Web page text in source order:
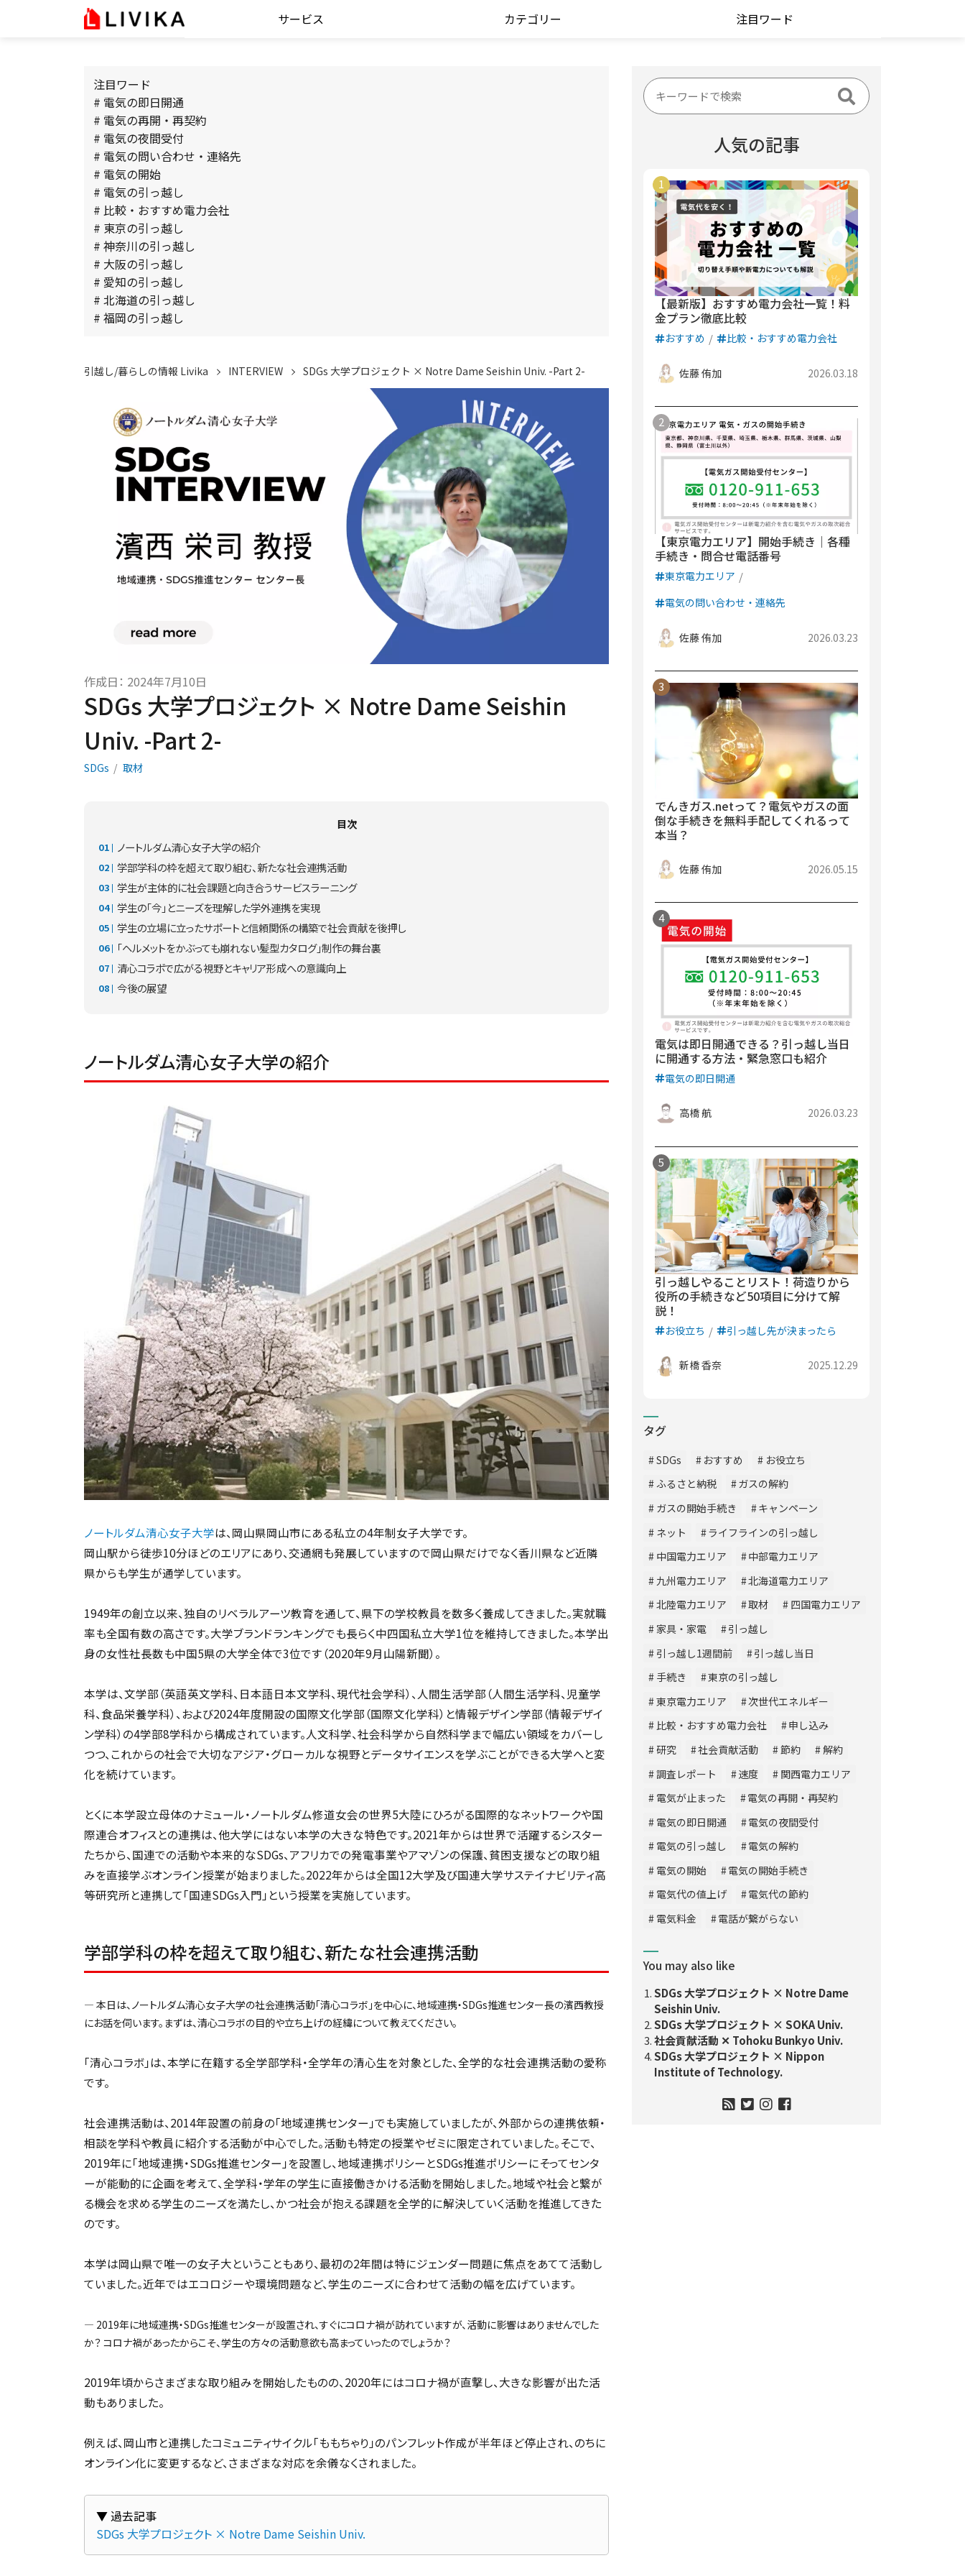
サービス カテゴリー 注目ワード
注目ワード
# 電気の即日開通
# 電気の再開・再契約
# 電気の夜間受付
# 電気の問い合わせ・連絡先
# 電気の開始
# 電気の引っ越し
# 比較・おすすめ電力会社
# 東京の引っ越し
# 神奈川の引っ越し
# 大阪の引っ越し
# 愛知の引っ越し
# 北海道の引っ越し
# 福岡の引っ越し
引越し/暮らしの情報 Livika INTERVIEW SDGs 大学プロジェクト × Notre Dame Seishin Univ. -Part 2-
作成日： 2024年7月10日
SDGs 大学プロジェクト × Notre Dame Seishin
Univ. -Part 2-
SDGs 取材
目次
ノートルダム清心女子大学の紹介
学部学科の枠を超えて取り組む、新たな社会連携活動
学生が主体的に社会課題と向き合うサービスラーニング
学生の「今」とニーズを理解した学外連携を実現
学生の立場に立ったサポートと信頼関係の構築で社会貢献を後押し
「ヘルメットをかぶっても崩れない髪型カタログ」制作の舞台裏
清心コラボで広がる視野とキャリア形成への意識向上
今後の展望
ノートルダム清心女子大学の紹介
ノートルダム清心女子大学は、岡山県岡山市にある私立の4年制女子大学です。
岡山駅から徒歩10分ほどのエリアにあり、交通網も発展していますので岡山県だけでなく香川県など近隣
県からも学生が通学しています。
1949年の創立以来、独自のリベラルアーツ教育を通して、県下の学校教員を数多く養成してきました。実就職
率も全国有数の高さです。大学ブランドランキングでも長らく中四国私立大学1位を維持してきました。本学出
身の女性社長数も中国5県の大学全体で3位です（2020年9月山陽新聞）。
本学は、文学部（英語英文学科、日本語日本文学科、現代社会学科）、人間生活学部（人間生活学科、児童学
科、食品栄養学科）、および2024年度開設の国際文化学部（国際文化学科）と情報デザイン学部（情報デザイ
ン学科）の4学部8学科から構成されています。人文科学、社会科学から自然科学まで幅広い領域をカバーし
つつ、これからの社会で大切なアジア・グローカルな視野とデータサイエンスを学ぶことができる大学へと変
化を続けています。
とくに本学設立母体のナミュール・ノートルダム修道女会の世界5大陸にひろがる国際的なネットワークや国
際連合オフィスとの連携は、他大学にはない本学の大きな特色です。2021年からは世界で活躍するシスター
たちから、国連での活動や本来的なSDGs、アフリカでの発電事業やアマゾンの保護、貧困支援などの取り組
みを直接学ぶオンライン授業が始まりました。2022年からは全国12大学及び国連大学サステイナビリティ高
等研究所と連携して「国連SDGs入門」という授業を実施しています。
学部学科の枠を超えて取り組む、新たな社会連携活動
― 本日は、ノートルダム清心女子大学の社会連携活動「清心コラボ」を中心に、地域連携・SDGs推進センター長の濱西教授
にお話を伺います。まずは、清心コラボの目的や立ち上げの経緯について教えてください。
「清心コラボ」は、本学に在籍する全学部学科・全学年の清心生を対象とした、全学的な社会連携活動の愛称
です。
社会連携活動は、2014年設置の前身の「地域連携センター」でも実施していましたが、外部からの連携依頼・
相談を学科や教員に紹介する活動が中心でした。活動も特定の授業やゼミに限定されていました。そこで、
2019年に「地域連携・SDGs推進センター」を設置し、地域連携ポリシーとSDGs推進ポリシーにそってセンタ
ーが能動的に企画を考えて、全学科・学年の学生に直接働きかける活動を開始しました。地域や社会と繋が
る機会を求める学生のニーズを満たし、かつ社会が抱える課題を全学的に解決していく活動を推進してきた
のです。
本学は岡山県で唯一の女子大ということもあり、最初の2年間は特にジェンダー問題に焦点をあてて活動し
ていました。近年ではエコロジーや環境問題など、学生のニーズに合わせて活動の幅を広げています。
― 2019年に地域連携・SDGs推進センターが設置され、すぐにコロナ禍が訪れていますが、活動に影響はありませんでした
か？ コロナ禍があったからこそ、学生の方々の活動意欲も高まっていったのでしょうか？
2019年頃からさまざまな取り組みを開始したものの、2020年にはコロナ禍が直撃し、大きな影響が出た活
動もありました。
例えば、岡山市と連携したコミュニティサイクル「ももちゃり」のパンフレット作成が半年ほど停止され、のちに
オンライン化に変更するなど、さまざまな対応を余儀なくされました。
SDGs 大学プロジェクト × Notre Dame Seishin Univ.
人気の記事
【最新版】おすすめ電力会社一覧！料
金プラン徹底比較
おすすめ 比較・おすすめ電力会社
佐藤 侑加 2026.03.18
【東京電力エリア】開始手続き｜各種
手続き・問合せ電話番号
東京電力エリア
電気の問い合わせ・連絡先
佐藤 侑加 2026.03.23
でんきガス.netって？電気やガスの面
倒な手続きを無料手配してくれるって
本当？
佐藤 侑加 2026.05.15
電気は即日開通できる？引っ越し当日
に開通する方法・緊急窓口も紹介
電気の即日開通
高橋 航 2026.03.23
引っ越しやることリスト！荷造りから
役所の手続きなど50項目に分けて解
説！
お役立ち 引っ越し先が決まったら
新橋 香奈 2025.12.29
タグ
SDGs おすすめ
お役立ち
ふるさと納税
ガスの解約
ガスの開始手続き
キャンペーン
ネット
ライフラインの引っ越し
中国電力エリア
中部電力エリア
九州電力エリア
北海道電力エリア
北陸電力エリア
取材
四国電力エリア
家具・家電
引っ越し
引っ越し1週間前
引っ越し当日
手続き
東京の引っ越し
東京電力エリア
次世代エネルギー
比較・おすすめ電力会社
申し込み
研究
社会貢献活動 節約
解約
調査レポート
速度
関西電力エリア
電気が止まった
電気の再開・再契約
電気の即日開通
電気の夜間受付
電気の引っ越し
電気の解約
電気の開始
電気の開始手続き
電気代の値上げ
電気代の節約
電気料金
電話が繋がらない
You may also like
SDGs 大学プロジェクト × Notre Dame
Seishin Univ.
SDGs 大学プロジェクト × SOKA Univ.
社会貢献活動 ✕ Tohoku Bunkyo Univ.
SDGs 大学プロジェクト × Nippon
Institute of Technology.